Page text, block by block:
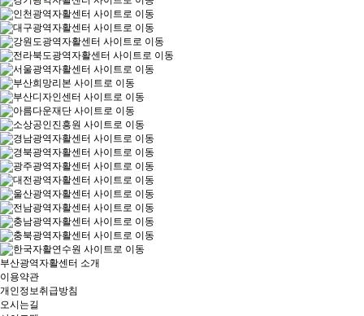
부산광역자활센터 소개
이용약관
개인정보취급방침
오시는길